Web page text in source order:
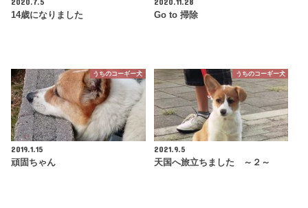
14歳になりました
Go to 掃除
うちのコーギー犬
2019.1.15
頑固ちゃん
うちのコーギー犬
2021.9.5
天国へ旅立ちました ～２～